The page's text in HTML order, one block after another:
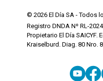
© 2026 El Día SA - Todos
Registro DNDA Nº RL-
Propietario El Día SAICYF.
Kraiselburd. Diag. 80 Nro.